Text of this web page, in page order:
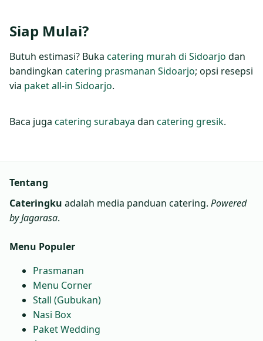
Siap Mulai?
Butuh estimasi? Buka catering murah di Sidoarjo dan
bandingkan catering prasmanan Sidoarjo; opsi resepsi
via paket all‑in Sidoarjo.
Baca juga catering surabaya dan catering gresik.
Tentang
Cateringku adalah media panduan catering. Powered
by Jagarasa.
Menu Populer
Prasmanan
Menu Corner
Stall (Gubukan)
Nasi Box
Paket Wedding